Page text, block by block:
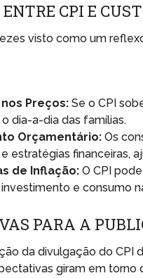
CPI E
visto como um
Preços: Se o CPI
dia-a-dia das famílias.
Orçamentário: Os
estratégias financeiras,
de Inflação: O CPI
e consumo
PARA A
da divulgação do CPI
giram em